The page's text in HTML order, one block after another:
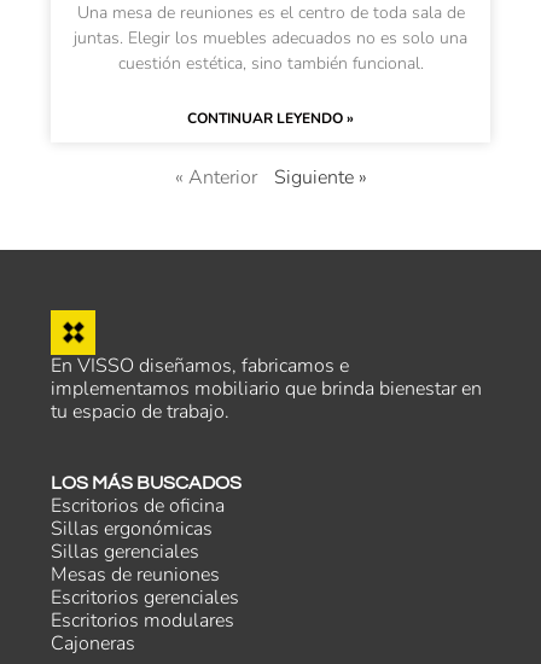
Una mesa de reuniones es el centro de toda sala de
juntas. Elegir los muebles adecuados no es solo una
cuestión estética, sino también funcional.
CONTINUAR LEYENDO »
« Anterior Siguiente »
En VISSO diseñamos, fabricamos e
implementamos mobiliario que brinda bienestar en
tu espacio de trabajo.
LOS MÁS BUSCADOS
Escritorios de oficina
Sillas ergonómicas
Sillas gerenciales
Mesas de reuniones
Escritorios gerenciales
Escritorios modulares
Cajoneras